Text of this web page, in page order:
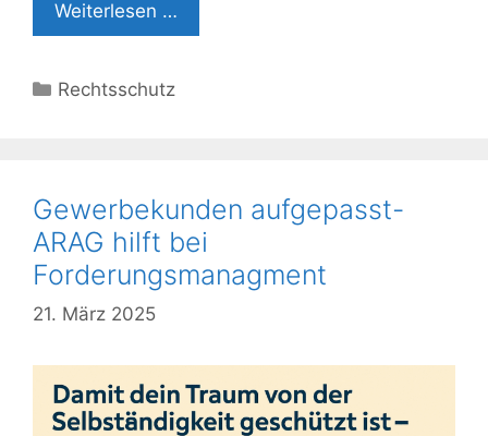
Weiterlesen …
Kategorien
Rechtsschutz
Gewerbekunden aufgepasst-
ARAG hilft bei
Forderungsmanagment
21. März 2025